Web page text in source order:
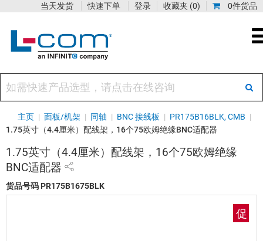
0件货品
收藏夹 (0)
当天发货 快速下单 登录
主页 | 面板/机架 | 同轴 | BNC 接线板 | PR175B16BLK, CMB |
1.75英寸（4.4厘米）配线架，16个75欧姆绝缘BNC适配器
1.75英寸（4.4厘米）配线架，16个75欧姆绝缘
BNC适配器
货品号码 PR175B1675BLK
促